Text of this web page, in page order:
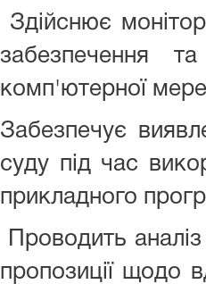
Здійснює
забезпечення
комп'ютерної
Забезпечує
суду під час
прикладного
Проводить
пропозиції щодо